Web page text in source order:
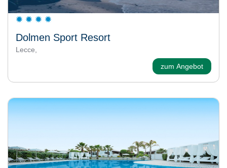
Dolmen Sport Resort
Lecce,
zum Angebot